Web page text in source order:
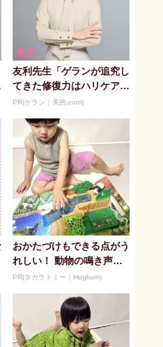
友利先生「ゲランが追究し
てきた修復力はハリケアに
不可欠」
PR(ゲラン｜美的.com)
おかたづけもできる点がう
れしい！ 動物の鳴き声や
セリフが盛りだくさんの
PR(タカラトミー｜Hugkum)